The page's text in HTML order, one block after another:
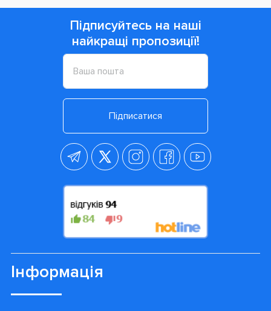
Підписуйтесь на наші
найкращі пропозиції!
Підписатися
Інформація